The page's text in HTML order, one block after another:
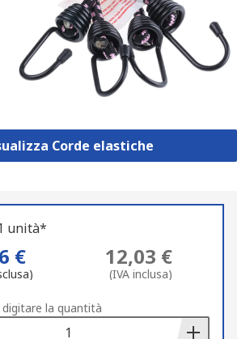
Corde elastiche
unità*
€ 12,03 €
(IVA inclusa)
la quantità